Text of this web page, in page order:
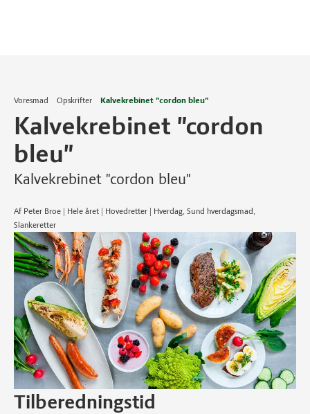
Voresmad Opskrifter Kalvekrebinet "cordon bleu"
Kalvekrebinet "cordon
bleu"
Kalvekrebinet "cordon bleu"
Af Peter Broe | Hele året | Hovedretter | Hverdag, Sund hverdagsmad,
Slankeretter
Tilberedningstid